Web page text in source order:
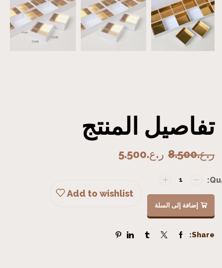
تفاصيل المنتج
ر.ع.8.500 ر.ع.5.500
إضافة إلى السلة
Add to wishlist
Share: